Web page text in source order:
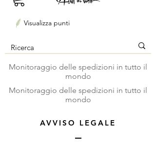
Monitoraggio delle spedizioni in tutto il
mondo
Visualizza punti
Monitoraggio delle spedizioni in tutto il
mondo
AVVISO LEGALE